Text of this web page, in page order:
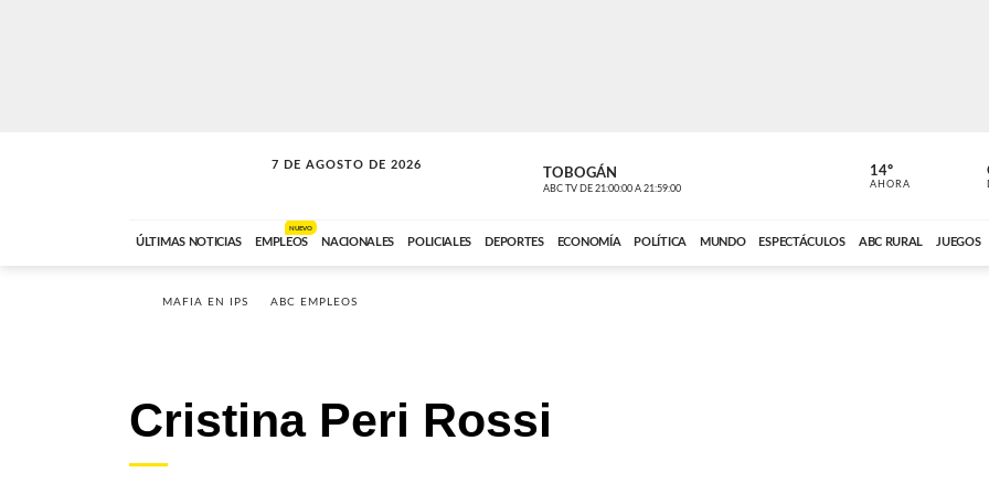
7 DE AGOSTO DE 2026
SOLO MÚSICA TOBOGÁN
ABC TV DE 21:00:00 A 21:59:00
DE TODO
ABC CARDINAL
14º
AHORA
ÚLTIMAS NOTICIAS EMPLEOS
NUEVO
NACIONALES POLICIALES DEPORTES ECONOMÍA POLÍTICA MUNDO ESPECTÁCULOS ABC RURAL JUEGOS
MAFIA EN IPS ABC EMPLEOS
Cristina Peri Rossi